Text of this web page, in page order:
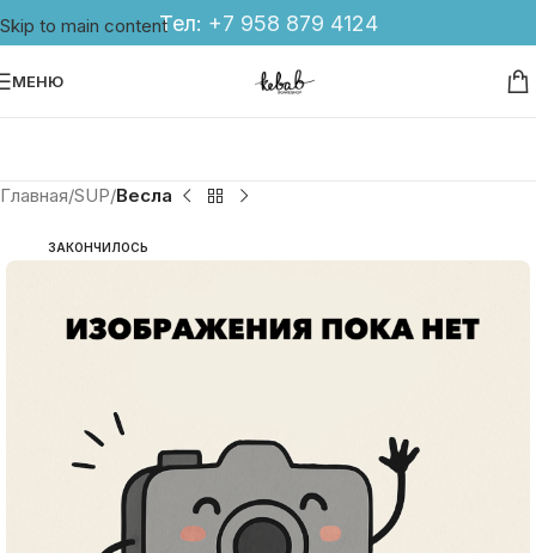
Skip to main contentТел: +7 958 879 4124
МЕНЮ
Главная SUP Весла
ЗАКОНЧИЛОСЬ